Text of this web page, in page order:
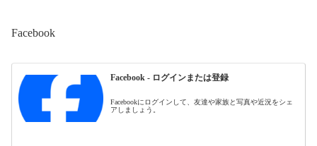
Facebook
Facebook - ログインまたは登録
Facebookにログインして、友達や家族と写真や近況をシェ
アしましょう。